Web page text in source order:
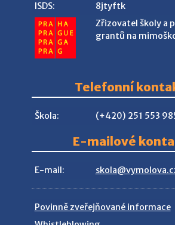
ISDS:
8jtyftk
Zřizovatel školy a
grantů na
Telefonní
Škola: (+420) 251 553
E-mailové
E-mail:
Povinně zveřejňované informace